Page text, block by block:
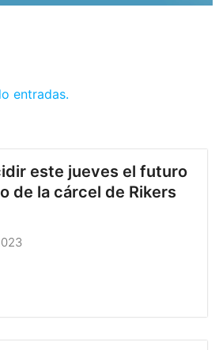
entradas.
este jueves el futuro
de la cárcel de Rikers